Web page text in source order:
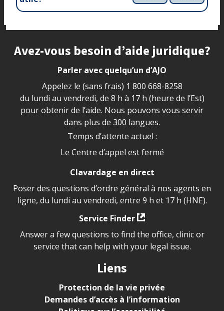
Site footer
Avez-vous besoin d’aide juridique?
Parler avec quelqu’un d’AJO
Appelez le (sans frais) 1 800 668-8258
du lundi au vendredi, de 8 h à 17 h (heure de l’Est)
pour obtenir de l’aide. Nous pouvons vous servir
dans plus de 300 langues.
Temps d’attente actuel :
Le Centre d’appel est fermé
Clavardage en direct
Poser des questions d’ordre général à nos agents en
ligne, du lundi au vendredi, entre 9 h et 17 h (HNE).
Service Finder
Answer a few questions to find the office, clinic or
service that can help with your legal issue.
Liens
Protection de la vie privée
Demandes d’accès à l’information